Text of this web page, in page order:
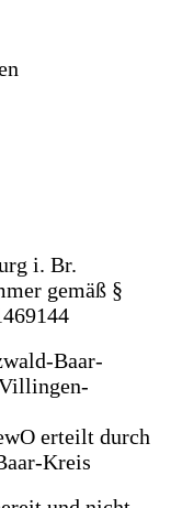
i. Br.
gemäß §
Baar-
erteilt durch
Kreis